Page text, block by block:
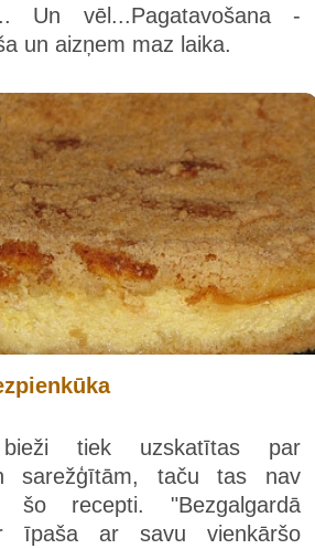
Un vēl...Pagatavošana -
un aizņem maz laika.
bieži tiek uzskatītas par
sarežģītām, taču tas nav
šo recepti. "Bezgalgardā
īpaša ar savu vienkāršo